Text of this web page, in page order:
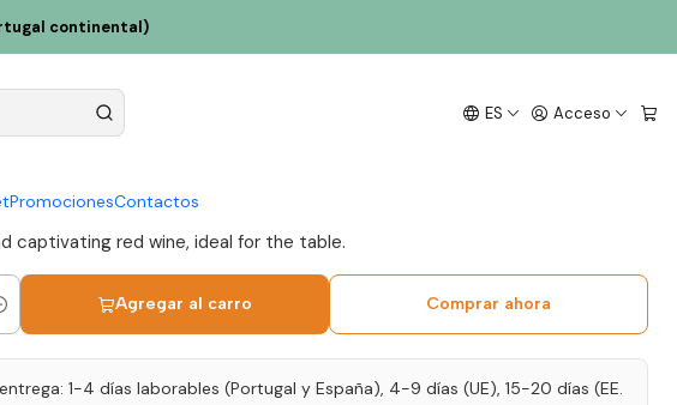
ES Acceso
PromocionesContactos
continental)
Bodega Cuarteto 2022 Tejo
captivating red wine, ideal for the table.
Agregar al carro Comprar ahora
1-4 días laborables (Portugal y España), 4-9 días (UE), 15-20 días (EE.